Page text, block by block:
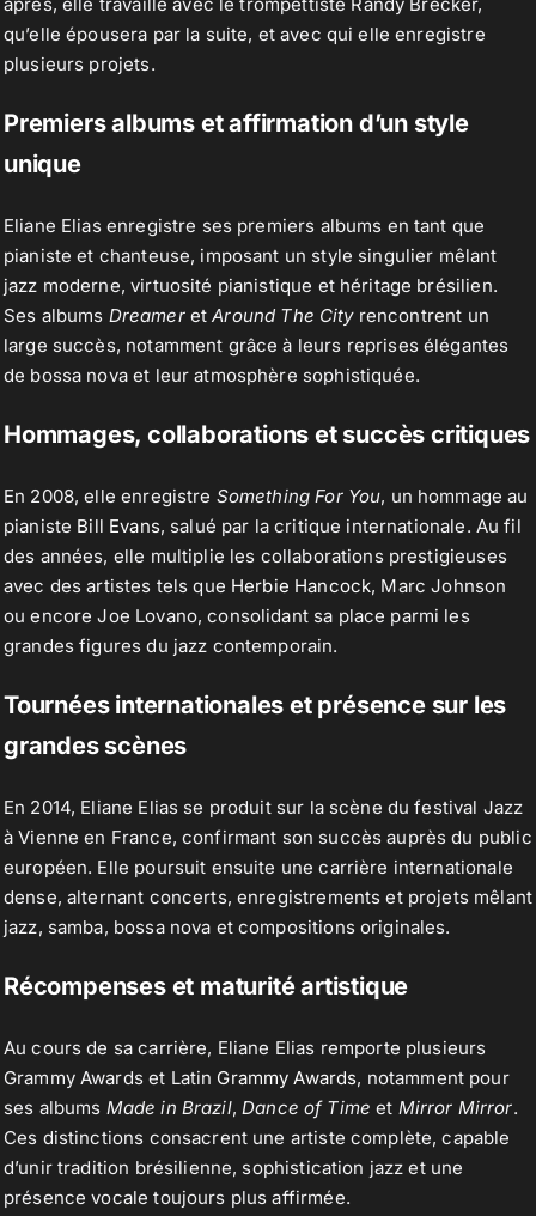
qu’elle épousera par la suite, et avec qui elle enregistre
plusieurs projets.
Premiers albums et affirmation d’un style
unique
Eliane Elias enregistre ses premiers albums en tant que
pianiste et chanteuse, imposant un style singulier mêlant
jazz moderne, virtuosité pianistique et héritage brésilien.
Ses albums DreameretAround The Cityrencontrent un
large succès, notamment grâce à leurs reprises élégantes
de bossa nova et leur atmosphère sophistiquée.
Hommages, collaborations et succès critiques
En 2008, elle enregistre Something For You, un hommage au
pianiste Bill Evans, salué par la critique internationale. Au fil
des années, elle multiplie les collaborations prestigieuses
avec des artistes tels que Herbie Hancock, Marc Johnson
ou encore Joe Lovano, consolidant sa place parmi les
grandes figures du jazz contemporain.
Tournées internationales et présence sur les
grandes scènes
En 2014, Eliane Elias se produit sur la scène du festival Jazz
à Vienne en France, confirmant son succès auprès du public
européen. Elle poursuit ensuite une carrière internationale
dense, alternant concerts, enregistrements et projets mêlant
jazz, samba, bossa nova et compositions originales.
Récompenses et maturité artistique
Au cours de sa carrière, Eliane Elias remporte plusieurs
Grammy Awards et Latin Grammy Awards, notamment pour
ses albums Made in Brazil,Dance of Time et Mirror Mirror.
Ces distinctions consacrent une artiste complète, capable
d’unir tradition brésilienne, sophistication jazz et une
présence vocale toujours plus affirmée.